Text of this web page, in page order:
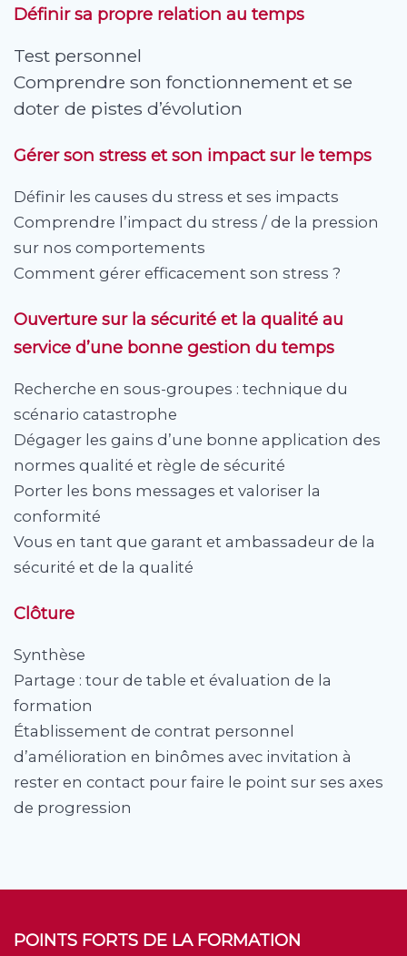
Définir sa propre relation au temps
Test personnel
Comprendre son fonctionnement et se
doter de pistes d’évolution
Gérer son stress et son impact sur le temps
Définir les causes du stress et ses impacts
Comprendre l’impact du stress / de la pression
sur nos comportements
Comment gérer efficacement son stress ?
Ouverture sur la sécurité et la qualité au
service d’une bonne gestion du temps
Recherche en sous-groupes : technique du
scénario catastrophe
Dégager les gains d’une bonne application des
normes qualité et règle de sécurité
Porter les bons messages et valoriser la
conformité
Vous en tant que garant et ambassadeur de la
sécurité et de la qualité
Clôture
Synthèse
Partage : tour de table et évaluation de la
formation
Établissement de contrat personnel
d’amélioration en binômes avec invitation à
rester en contact pour faire le point sur ses axes
de progression
POINTS FORTS DE LA FORMATION